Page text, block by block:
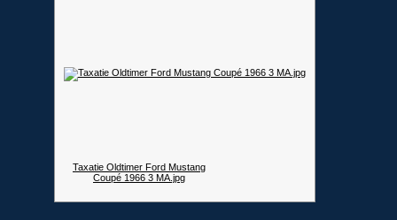
Taxatie Oldtimer Ford Mustang
Coupé 1966 3 MA.jpg